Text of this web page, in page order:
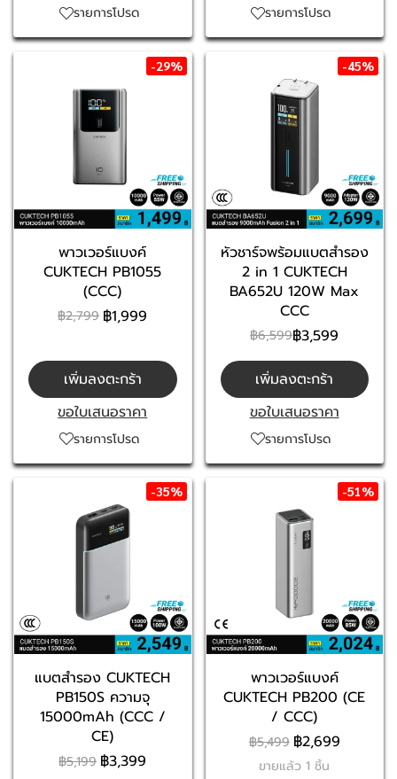
รายการโปรด รายการโปรด
-29%
พาวเวอร์แบงค์
CUKTECH PB1055
(CCC)
฿2,799 ฿1,999
เพิ่มลงตะกร้า
ขอใบเสนอราคา
รายการโปรด
-45%
หัวชาร์จพร้อมแบตสำรอง
2 in 1 CUKTECH
BA652U 120W Max
CCC
฿6,599฿3,599
เพิ่มลงตะกร้า
ขอใบเสนอราคา
รายการโปรด
-35%
แบตสำรอง CUKTECH
PB150S ความจุ
15000mAh (CCC /
CE)
฿5,199 ฿3,399
-51%
พาวเวอร์แบงค์
CUKTECH PB200 (CE
/ CCC)
฿5,499 ฿2,699
ขายแล้ว 1 ชิ้น